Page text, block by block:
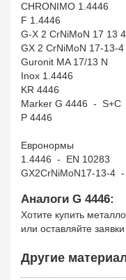
CHRONIMO 1.4446
F 1.4446
G-X 2 CrNiMoN 17 13 4
GX 2 CrNiMoN 17-13-4
Guronit MA 17/13 N
Inox 1.4446
KR 4446
Marker G 4446 - S+C
P 4446
Евронормы
1.4446 - EN 10283
GX2CrNiMoN17-13-4
Аналоги G 4446:
Хотите купить
или оставляйте
Другие